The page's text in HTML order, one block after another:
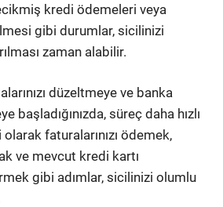
kredi ödemeleri veya
gibi durumlar, sicilinizi
zaman alabilir.
düzeltmeye ve banka
başladığınızda, süreç daha hızlı
faturalarınızı ödemek,
ve mevcut kredi kartı
gibi adımlar, sicilinizi olumlu